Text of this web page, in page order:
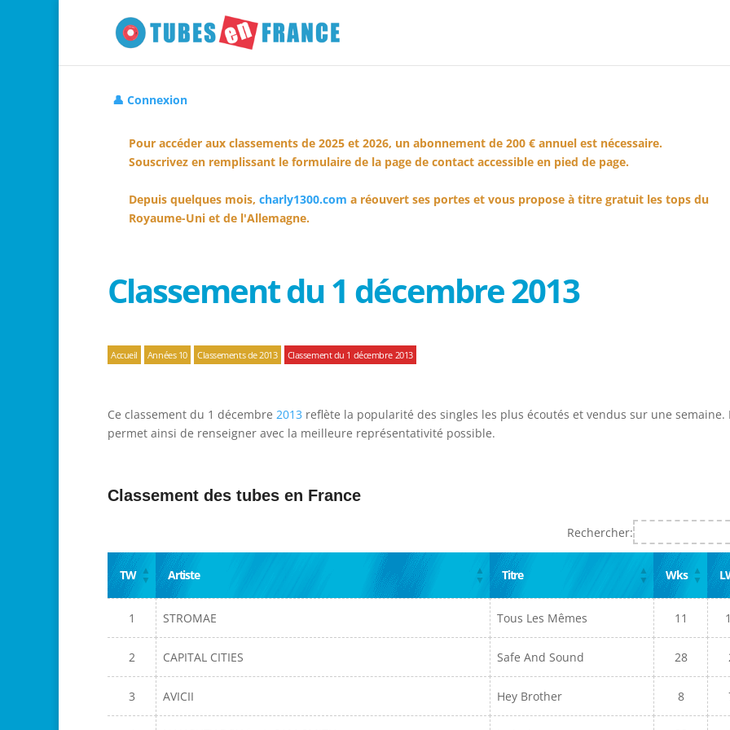
👤 Connexion
Pour accéder aux classements de 2025 et 2026, un abonnement de 200 € annuel est nécessaire.
Souscrivez en remplissant le formulaire de la page de contact accessible en pied de page.
Depuis quelques mois, charly1300.com a réouvert ses portes et vous propose à titre gratuit les tops du
Royaume-Uni et de l'Allemagne.
Classement du 1 décembre 2013
Accueil Années 10 Classements de 2013 Classement du 1 décembre 2013
Ce classement du 1 décembre 2013 reflète la popularité des singles les plus écoutés et vendus sur une semaine.
permet ainsi de renseigner avec la meilleure représentativité possible.
Classement des tubes en France
Rechercher:
TW Artiste Titre Wks
1 STROMAE Tous Les Mêmes 11
2 CAPITAL CITIES Safe And Sound 28
3 AVICII Hey Brother 8